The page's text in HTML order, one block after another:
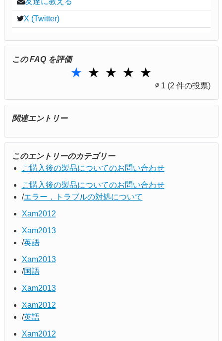
X (Twitter)
この FAQ を評価
★1 Star
★2 Stars
★ 3 Stars
★ 4 Stars
★
∅ 1 (2 件の投票)
関連エントリー
このエントリーのカテゴリー
ご購入後の製品についてのお問い合わせ
ご購入後の製品についてのお問い合わせ
エラー，トラブルの対処について
Xam2012
Xam2013
英語
Xam2013
国語
Xam2013
Xam2012
英語
Xam2012